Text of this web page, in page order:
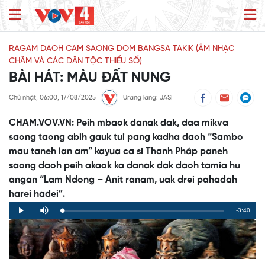
RAGAM DAOH CAM SAONG DOM BANGSA TAKIK (ÂM NHẠC
CHĂM VÀ CÁC DÂN TỘC THIỂU SỐ)
BÀI HÁT: MÀU ĐẤT NUNG
Chủ nhật, 06:00, 17/08/2025 Urang lang: JASI
CHAM.VOV.VN: Peih mbaok danak dak, daa mikva
saong taong abih gauk tui pang kadha daoh “Sambo
mau taneh lan am” kayua ca si Thanh Pháp paneh
saong daoh peih akaok ka danak dak daoh tamia hu
angan “Lam Ndong – Anit ranam, uak drei pahadah
harei hadei”.
Play Mute Loaded:
0%
Progress:
0%
Remaining
Time
-3:40